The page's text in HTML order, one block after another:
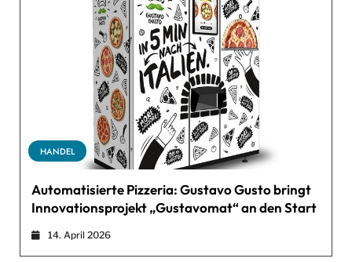
HANDEL
Automatisierte Pizzeria: Gustavo Gusto bringt
Innovationsprojekt „Gustavomat“ an den Start
14. April 2026